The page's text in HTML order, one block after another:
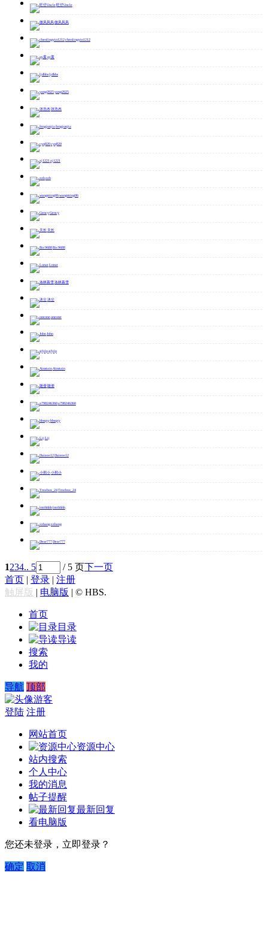
旺仔Uncle
微风风风
chenlingyin1212
qy黄
ljdhbs
yang2025
张浩杰
fengjunjia
cyq820
zj1221
zzb
wangming06
Gency
天长
Bic9688
Lonat
洛林暮雪
沐尘
oneone
John
sjfylp
Ainstain
随便
a798246360
hbsqxy
Lij
Daieee12
小邢小
Treebox_24
lmthhhh
zzhang
Dear777
1234.. 5 / 5 页下一页
首页 | 登录 | 注册
触屏版 | 电脑版 | © HBS.
首页
目录
导读
搜索
我的
导航 顶部
游客
登陆 注册
网站首页
资源中心
站内搜索
个人中心
我的消息
帖子提醒
最新回复
看电脑版
您还未登录，立即登录？
确定 取消